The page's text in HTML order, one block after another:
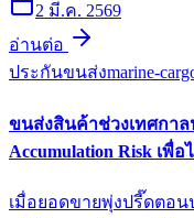
2 มี.ค. 2569
อ่านต่อ
ประกันขนส่งmarine-
ขนส่งสินค้าช่วงเทศกาล
Accumulation Risk เ
เมื่อยอดขายพุ่งปรี๊ดตอน